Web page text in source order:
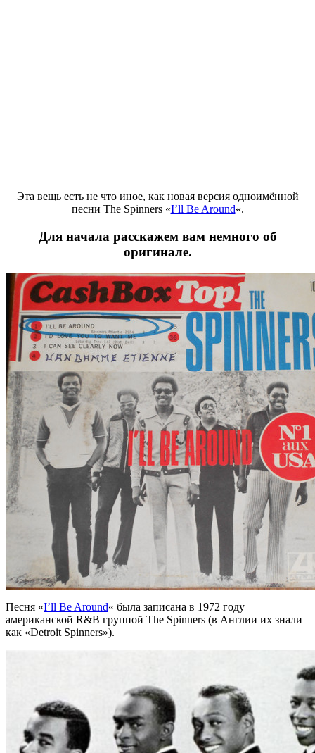
Эта вещь есть не что иное, как новая версия одноимённой
песни The Spinners «I’ll Be Around«.
Для начала расскажем вам немного об
оригинале.
Песня «I’ll Be Around« была записана в 1972 году
американской R&B группой The Spinners (в Англии их знали
как «Detroit Spinners»).